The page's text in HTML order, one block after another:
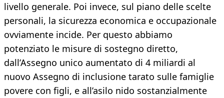
livello generale. Poi invece, sul piano delle scelte
personali, la sicurezza economica e occupazionale
ovviamente incide. Per questo abbiamo
potenziato le misure di sostegno diretto,
dall’Assegno unico aumentato di 4 miliardi al
nuovo Assegno di inclusione tarato sulle famiglie
povere con figli, e all’asilo nido sostanzialmente